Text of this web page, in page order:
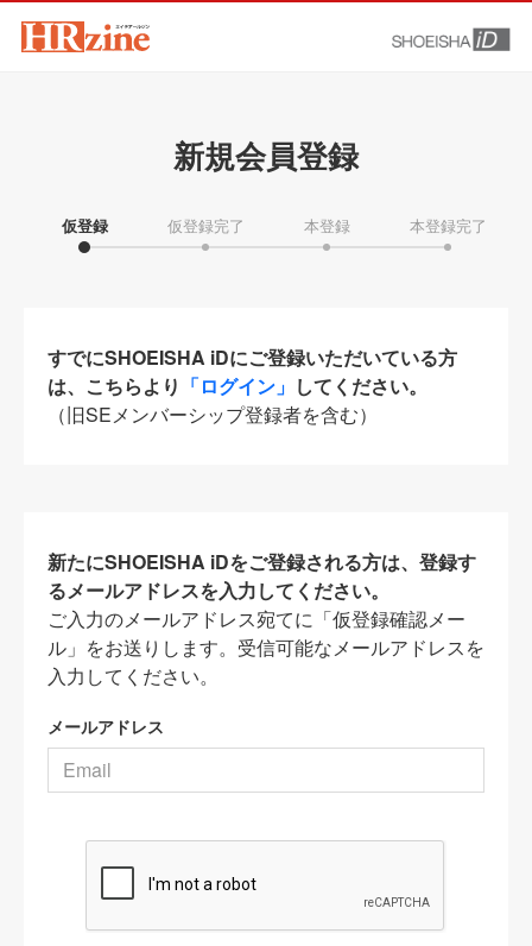
新規会員登録
仮登録 仮登録完了 本登録 本登録完了
すでにSHOEISHA iDにご登録いただいている方
は、こちらより 「ログイン」 してください。
（旧SEメンバーシップ登録者を含む）
新たにSHOEISHA iDをご登録される方は、登録す
るメールアドレスを入力してください。
ご入力のメールアドレス宛てに「仮登録確認メー
ル」をお送りします。受信可能なメールアドレスを
入力してください。
メールアドレス